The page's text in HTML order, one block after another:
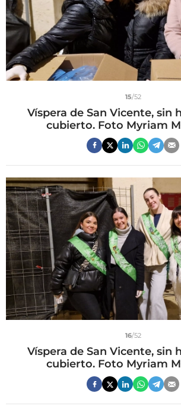
15/52
Víspera de San Vicente, sin
cubierto. Foto Myriam
16/52
Víspera de San Vicente, sin
cubierto. Foto Myriam